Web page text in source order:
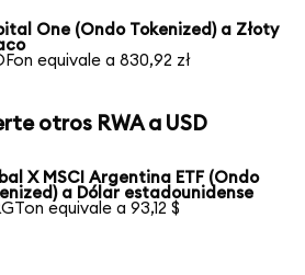
One (Ondo Tokenized) a Złoty
equivale a 830,92 zł
otros RWA a USD
X MSCI Argentina ETF (Ondo
a Dólar estadounidense
equivale a 93,12 $